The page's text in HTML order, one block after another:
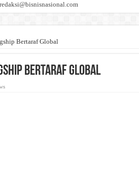
Bertaraf Global
Bertaraf Global